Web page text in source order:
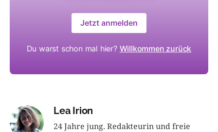
Jetzt anmelden
Du warst schon mal hier? Willkommen zurück
Lea Irion
24 Jahre jung. Redakteurin und freie